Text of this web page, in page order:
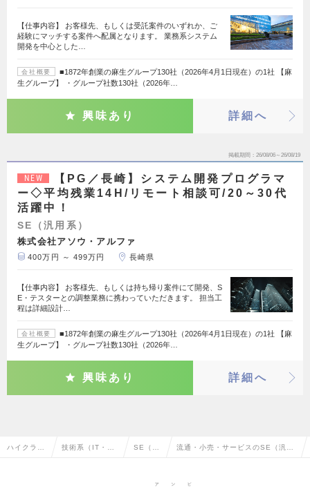
【仕事内容】 お客様先、もしくは受託案件のいずれか、ご
経験にマッチする案件へ配属となります。 業務系システム
開発を中心とした…
会社概要
■1872年創業の麻生グループ130社（2026年4月1日現在）の1社 【麻
生グループ】 ・グループ社数130社（2026年…
興味あり 詳細へ
掲載期間 26/08/06～26/08/19
NEW
【PG／長崎】システム開発プログラマ
ー◇平均残業14H/リモート相談可/20～30代
活躍中！
SE（汎用系）
株式会社アソウ・アルファ
400万円 ～ 499万円 長崎県
【仕事内容】 お客様先、もしくは持ち帰り案件にて開発、S
E・テスターとの調整業務に携わっていただきます。 担当工
程は詳細設計…
会社概要
■1872年創業の麻生グループ130社（2026年4月1日現在）の1社 【麻
生グループ】 ・グループ社数130社（2026年…
興味あり 詳細へ
ハイクラス 技術系（IT・We SE（汎 流通・小売・サービスのSE（汎用